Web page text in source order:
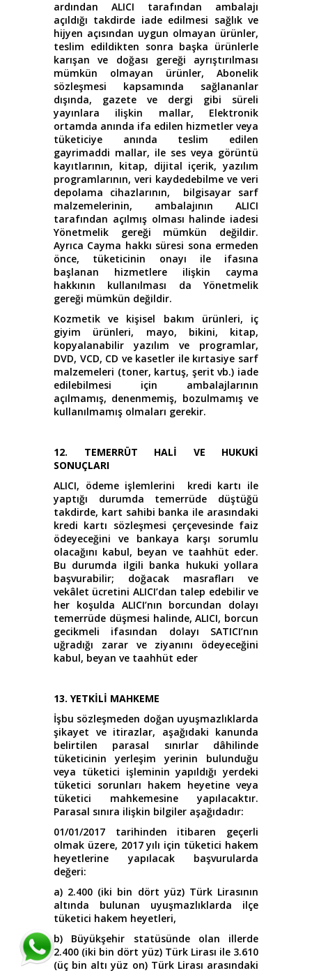
ardından ALICI tarafından ambalajı
açıldığı takdirde iade edilmesi sağlık ve
hijyen açısından uygun olmayan ürünler,
teslim edildikten sonra başka ürünlerle
karışan ve doğası gereği ayrıştırılması
mümkün olmayan ürünler, Abonelik
sözleşmesi kapsamında sağlananlar
dışında, gazete ve dergi gibi süreli
yayınlara ilişkin mallar, Elektronik
ortamda anında ifa edilen hizmetler veya
tüketiciye anında teslim edilen
gayrimaddi mallar, ile ses veya görüntü
kayıtlarının, kitap, dijital içerik, yazılım
programlarının, veri kaydedebilme ve veri
depolama cihazlarının, bilgisayar sarf
malzemelerinin, ambalajının ALICI
tarafından açılmış olması halinde iadesi
Yönetmelik gereği mümkün değildir.
Ayrıca Cayma hakkı süresi sona ermeden
önce, tüketicinin onayı ile ifasına
başlanan hizmetlere ilişkin cayma
hakkının kullanılması da Yönetmelik
gereği mümkün değildir.
Kozmetik ve kişisel bakım ürünleri, iç
giyim ürünleri, mayo, bikini, kitap,
kopyalanabilir yazılım ve programlar,
DVD, VCD, CD ve kasetler ile kırtasiye sarf
malzemeleri (toner, kartuş, şerit vb.) iade
edilebilmesi için ambalajlarının
açılmamış, denenmemiş, bozulmamış ve
kullanılmamış olmaları gerekir.
12. TEMERRÜT HALİ VE HUKUKİ
SONUÇLARI
ALICI, ödeme işlemlerini kredi kartı ile
yaptığı durumda temerrüde düştüğü
takdirde, kart sahibi banka ile arasındaki
kredi kartı sözleşmesi çerçevesinde faiz
ödeyeceğini ve bankaya karşı sorumlu
olacağını kabul, beyan ve taahhüt eder.
Bu durumda ilgili banka hukuki yollara
başvurabilir; doğacak masrafları ve
vekâlet ücretini ALICI’dan talep edebilir ve
her koşulda ALICI’nın borcundan dolayı
temerrüde düşmesi halinde, ALICI, borcun
gecikmeli ifasından dolayı SATICI’nın
uğradığı zarar ve ziyanını ödeyeceğini
kabul, beyan ve taahhüt eder
13. YETKİLİ MAHKEME
İşbu sözleşmeden doğan uyuşmazlıklarda
şikayet ve itirazlar, aşağıdaki kanunda
belirtilen parasal sınırlar dâhilinde
tüketicinin yerleşim yerinin bulunduğu
veya tüketici işleminin yapıldığı yerdeki
tüketici sorunları hakem heyetine veya
tüketici mahkemesine yapılacaktır.
Parasal sınıra ilişkin bilgiler aşağıdadır:
01/01/2017 tarihinden itibaren geçerli
olmak üzere, 2017 yılı için tüketici hakem
heyetlerine yapılacak başvurularda
değeri:
a) 2.400 (iki bin dört yüz) Türk Lirasının
altında bulunan uyuşmazlıklarda ilçe
tüketici hakem heyetleri,
b) Büyükşehir statüsünde olan illerde
2.400 (iki bin dört yüz) Türk Lirası ile 3.610
(üç bin altı yüz on) Türk Lirası arasındaki